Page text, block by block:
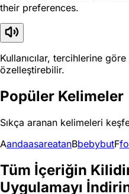
their preferences.
Kullanıcılar, tercihlerine
özelleştirebilir.
Popüler Kelimeler
Sıkça aranan kelimeleri
AandaasareatanBbebybutF
Tüm İçeriğin
Uygulamayı